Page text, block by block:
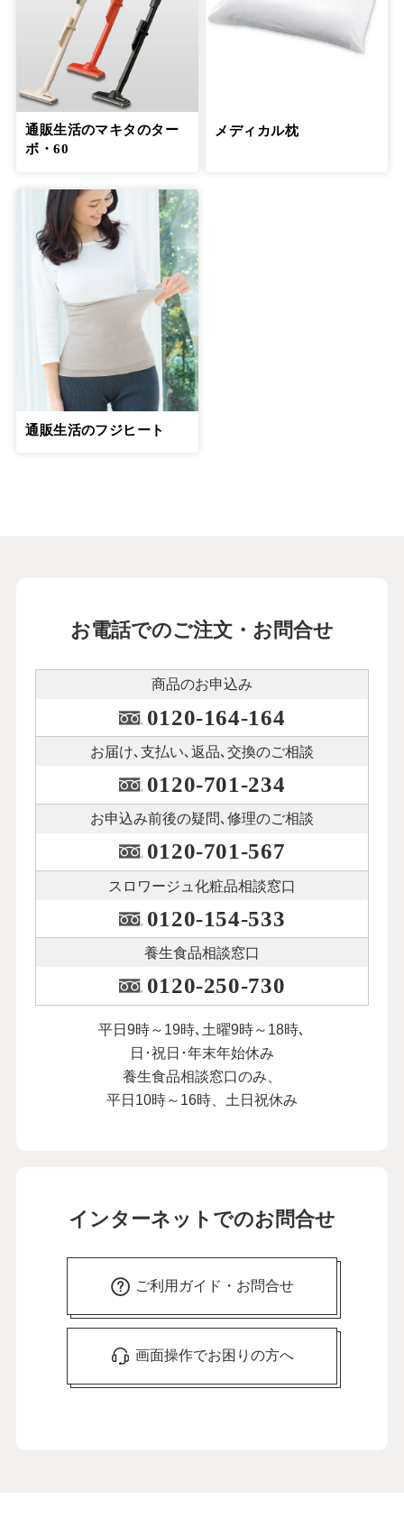
通販生活のマキタのター
ボ・60
メディカル枕
通販生活のフジヒート
お電話でのご注文・お問合せ
商品のお申込み
0120-164-164
お届け､支払い､ 返品､交換のご相談
0120-701-234
お申込み前後の疑問､修理のご相談
0120-701-567
スロワージュ化粧品相談窓口
0120-154-533
養生食品相談窓口
0120-250-730
平日9時～19時､土曜9時～18時､
日･祝日･年末年始休み
養生食品相談窓口のみ、
平日10時～16時、土日祝休み
インターネットでのお問合せ
ご利用ガイド・お問合せ
画面操作でお困りの方へ